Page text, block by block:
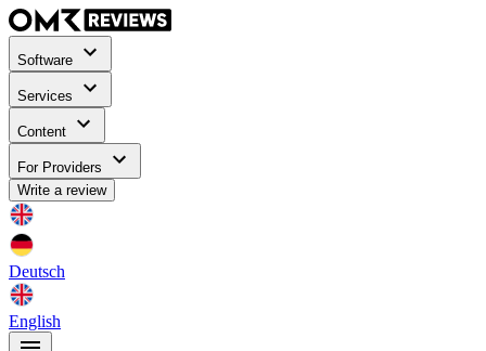
Software
Services
Content
For Providers
Write a review
Deutsch
English